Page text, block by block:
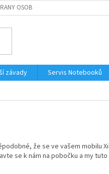
OSOBNÍCH ÚDAJŮ
závady Servis Notebooků
že se ve vašem mobilu
se k nám na pobočku a my